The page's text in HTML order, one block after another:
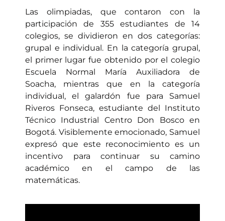
Las olimpiadas, que contaron con la
participación de 355 estudiantes de 14
colegios, se dividieron en dos categorías:
grupal e individual. En la categoría grupal,
el primer lugar fue obtenido por el colegio
Escuela Normal María Auxiliadora de
Soacha, mientras que en la categoría
individual, el galardón fue para Samuel
Riveros Fonseca, estudiante del Instituto
Técnico Industrial Centro Don Bosco en
Bogotá. Visiblemente emocionado, Samuel
expresó que este reconocimiento es un
incentivo para continuar su camino
académico en el campo de las
matemáticas.